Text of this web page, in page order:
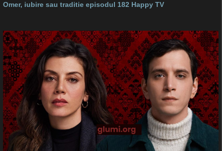
Omer, iubire sau traditie episodul 182 Happy TV